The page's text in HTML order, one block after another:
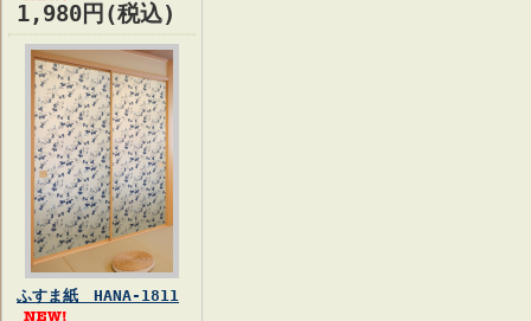
1,980円(税込)
ふすま紙 HANA-1811